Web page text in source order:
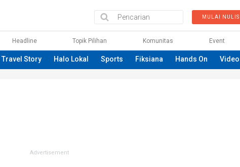
MULAI NULIS
Headline Topik Pilihan Komunitas Event
Travel Story Halo Lokal Sports Fiksiana Hands On Video